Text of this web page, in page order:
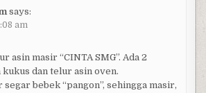
says:
am
asin masir “CINTA SMG”. Ada 2
kukus dan telur asin oven.
bebek “pangon”, sehingga masir,